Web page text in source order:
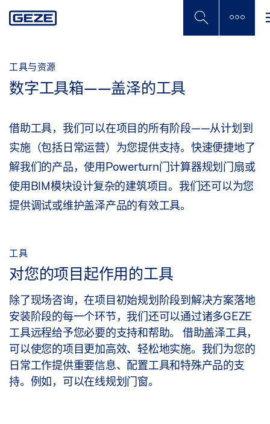
to
工具与资源
数字工具箱——盖泽的工具
借助工具，我们可以在项目的所有阶段——从计划到
实施（包括日常运营）为您提供支持。快速便捷地了
解我们的产品，使用Powerturn门计算器规划门扇或
使用BIM模块设计复杂的建筑项目。我们还可以为您
提供调试或维护盖泽产品的有效工具。
工具
对您的项目起作用的工具
除了现场咨询，在项目初始规划阶段到解决方案落地
安装阶段的每一个环节，我们还可以通过诸多GEZE
工具远程给予您必要的支持和帮助。 借助盖泽工具，
可以使您的项目更加高效、轻松地实施。我们为您的
日常工作提供重要信息、配置工具和特殊产品的支
持。例如，可以在线规划门窗。